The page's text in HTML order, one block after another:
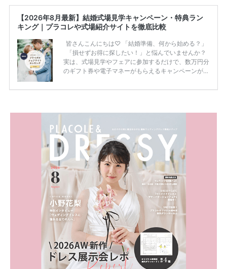
【2026年8月最新】結婚式場見学キャンペーン・特典ラン
キング｜プラコレや式場紹介サイトを徹底比較
皆さんこんにちは♡ 「結婚準備、何から始める？」
「損せずお得に探したい！」と悩んでいませんか？
実は、式場見学やフェアに参加するだけで、数万円分
のギフト券や電子マネーがもらえるキャンペーンがあ
ため、比較せずに選ぶと損をしてしまうことも……。
内容：特典金額・条件・応募方法・注意点 「どこが
一番お得？」「プラコレの特典は？」といった疑問も
解決します。 まずは診断で候補を絞れる「ウェディ
ング診断」か、体験型 […]
続きを読む